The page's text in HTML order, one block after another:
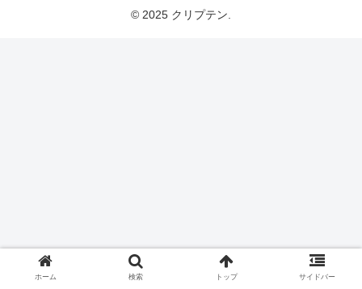
© 2025 クリプテン.
ホーム 検索 トップ サイドバー